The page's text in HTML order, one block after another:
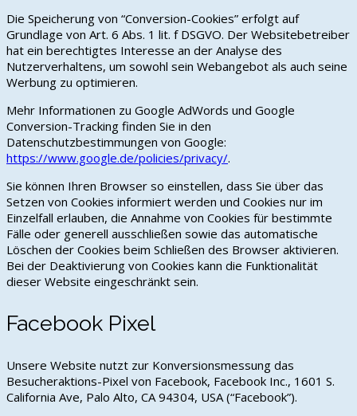
Die Speicherung von “Conversion-Cookies” erfolgt auf
Grundlage von Art. 6 Abs. 1 lit. f DSGVO. Der Websitebetreiber
hat ein berechtigtes Interesse an der Analyse des
Nutzerverhaltens, um sowohl sein Webangebot als auch seine
Werbung zu optimieren.
Mehr Informationen zu Google AdWords und Google
Conversion-Tracking finden Sie in den
Datenschutzbestimmungen von Google:
https://www.google.de/policies/privacy/.
Sie können Ihren Browser so einstellen, dass Sie über das
Setzen von Cookies informiert werden und Cookies nur im
Einzelfall erlauben, die Annahme von Cookies für bestimmte
Fälle oder generell ausschließen sowie das automatische
Löschen der Cookies beim Schließen des Browser aktivieren.
Bei der Deaktivierung von Cookies kann die Funktionalität
dieser Website eingeschränkt sein.
Facebook Pixel
Unsere Website nutzt zur Konversionsmessung das
Besucheraktions-Pixel von Facebook, Facebook Inc., 1601 S.
California Ave, Palo Alto, CA 94304, USA (“Facebook”).